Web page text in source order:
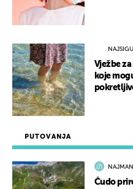
PUTOVANJA
Čudo
Vježbe
koje